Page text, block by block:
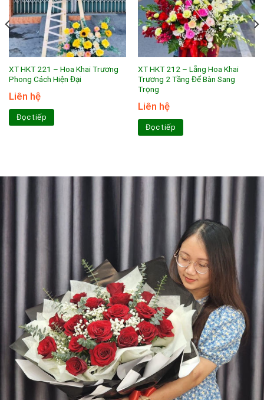
XT HKT 221 – Hoa Khai Trương
Phong Cách Hiện Đại
Liên hệ
Đọc tiếp
XT HKT 212 – Lẵng Hoa Khai
Trương 2 Tầng Để Bàn Sang
Trọng
Liên hệ
Đọc tiếp